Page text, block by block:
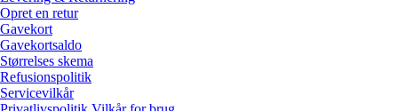
Gavekort
Gavekortsaldo
Størrelses skema
Refusionspolitik
Servicevilkår
Privatlivspolitik
© Ballet Makers, Inc. 2026